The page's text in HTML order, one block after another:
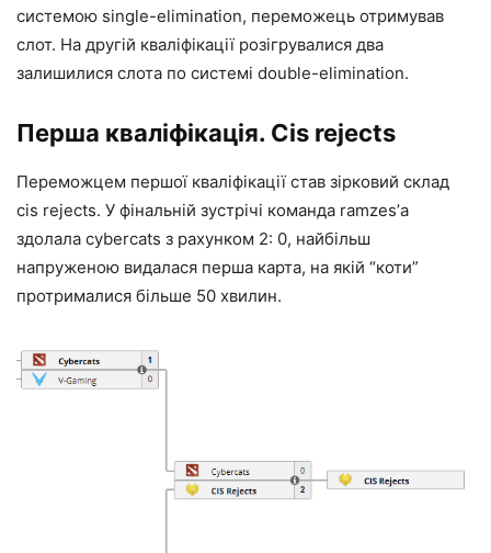
системою single-elimination, переможець отримував
слот. На другій кваліфікації розігрувалися два
залишилися слота по системі double-elimination.
Перша кваліфікація. Cis rejects
Переможцем першої кваліфікації став зірковий склад
cis rejects. У фінальній зустрічі команда ramzes’а
здолала cybercats з рахунком 2: 0, найбільш
напруженою видалася перша карта, на якій “коти”
протрималися більше 50 хвилин.